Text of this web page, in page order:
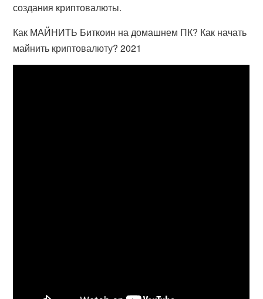
создания криптовалюты.
Как МАЙНИТЬ Биткоин на домашнем ПК? Как начать
майнить криптовалюту? 2021